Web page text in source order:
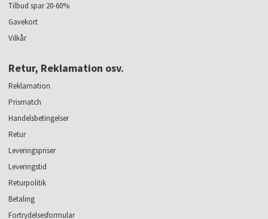
Tilbud spar 20-60%
Gavekort
Vilkår
Retur, Reklamation osv.
Reklamation
Prismatch
Handelsbetingelser
Retur
Leveringspriser
Leveringstid
Returpolitik
Betaling
Fortrydelsesformular